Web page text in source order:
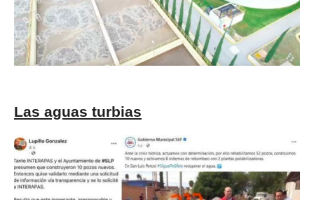
Las aguas turbias